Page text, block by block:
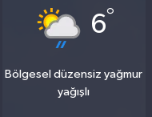
6°
Bölgesel düzensiz yağmur
yağışlı